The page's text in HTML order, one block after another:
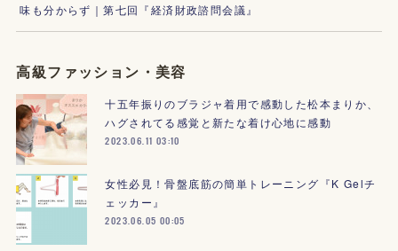
味も分からず｜第七回『経済財政諮問会議』
高級ファッション・美容
十五年振りのブラジャ着用で感動した松本まりか、
ハグされてる感覚と新たな着け心地に感動
2023.06.11 03:10
女性必見！骨盤底筋の簡単トレーニング『K Gelチ
ェッカー』
2023.06.05 00:05